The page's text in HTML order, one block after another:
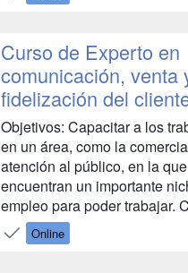
Conocer que es el cierre de la
Atender al proceso de
conocer las objeciones u el
Curso de Experto en
comunicación, venta
fidelización del
Objetivos: Capacitar a los
en un área, como la
atención al público, en la que
encuentran un importante
empleo para poder trabajar. Contenido
del curso: Técnicas de venta.
Habilidades comerciales.
Online